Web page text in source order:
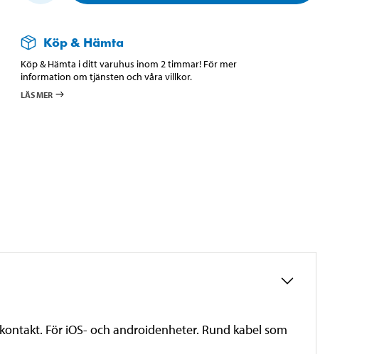
Köp & Hämta
Köp & Hämta i ditt varuhus inom 2 timmar! För mer
information om tjänsten och våra villkor.
LÄS MER
För iOS- och androidenheter. Rund kabel som